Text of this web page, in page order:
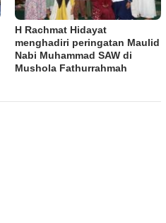
H Rachmat Hidayat
menghadiri peringatan Maulid
Nabi Muhammad SAW di
Mushola Fathurrahmah